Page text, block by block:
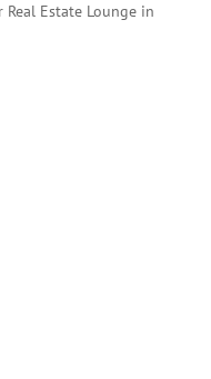
Estate Lounge in